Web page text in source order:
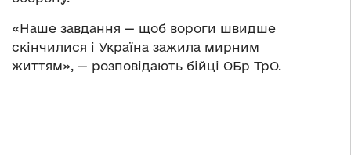
«Наше завдання — щоб вороги швидше
скінчилися і Україна зажила мирним
життям», — розповідають бійці ОБр ТрО.